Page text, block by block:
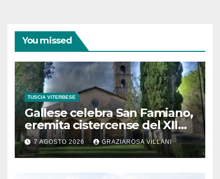
You missed
TUSCIA VITERBESE
Gallese celebra San Famiano,
eremita cistercense del XII
secolo
7 AGOSTO 2026 GRAZIAROSA VILLANI